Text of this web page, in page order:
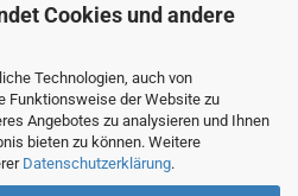
Cookies und andere
Technologien, auch von
Funktionsweise der Website zu
Angebotes zu analysieren und Ihnen
bieten zu können. Weitere
Datenschutzerklärung.